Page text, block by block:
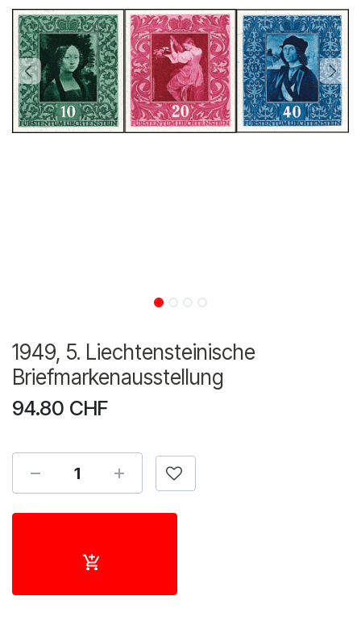
1949, 5. Liechtensteinische
Briefmarkenausstellung
94.80 CHF